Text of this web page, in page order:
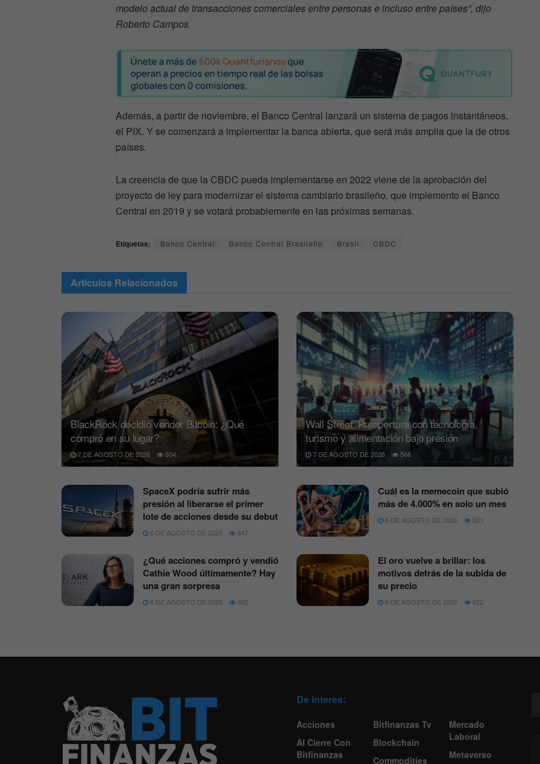
modelo actual de transacciones comerciales entre personas e incluso entre países”, dijo
Roberto Campos.
Además, a partir de noviembre, el Banco Central lanzará un sistema de pagos instantáneos,
el PIX. Y se comenzará a implementar la banca abierta, que será más amplia que la de otros
países.
La creencia de que la CBDC pueda implementarse en 2022 viene de la aprobación del
proyecto de ley para modernizar el sistema cambiario brasileño, que implemento el Banco
Central en 2019 y se votará probablemente en las próximas semanas.
Etiquetas: Banco Central Banco Central Brasileño Brasil CBDC
Articulos Relacionados
BlackRock decidió vender Bitcoin: ¿Qué
compró en su lugar?
7 DE AGOSTO DE 2026 604
Wall Street: Preapertura con tecnología,
turismo y alimentación bajo presión
7 DE AGOSTO DE 2026 566
SpaceX podría sufrir más
presión al liberarse el primer
lote de acciones desde su debut
6 DE AGOSTO DE 2026 647
Cuál es la memecoin que subió
más de 4.000% en solo un mes
6 DE AGOSTO DE 2026 623
¿Qué acciones compró y vendió
Cathie Wood últimamente? Hay
una gran sorpresa
6 DE AGOSTO DE 2026 662
El oro vuelve a brillar: los
motivos detrás de la subida de
su precio
6 DE AGOSTO DE 2026 622
De Interes:
Acciones
Al Cierre Con
Bitfinanzas
Bitfinanzas Tv
Blockchain
Commodities
Mercado
Laboral
Metaverso